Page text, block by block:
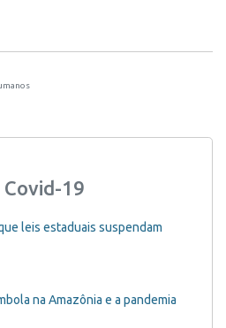
19
leis estaduais suspendam
na Amazônia e a pandemia